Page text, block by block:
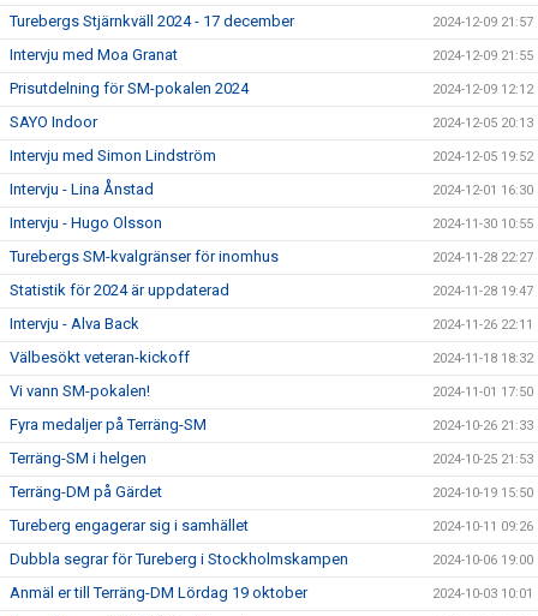
Turebergs Stjärnkväll 2024 - 17 december 2024-12-09 21:57
Intervju med Moa Granat 2024-12-09 21:55
Prisutdelning för SM-pokalen 2024 2024-12-09 12:12
SAYO Indoor 2024-12-05 20:13
Intervju med Simon Lindström 2024-12-05 19:52
Intervju - Lina Ånstad 2024-12-01 16:30
Intervju - Hugo Olsson 2024-11-30 10:55
Turebergs SM-kvalgränser för inomhus 2024-11-28 22:27
Statistik för 2024 är uppdaterad 2024-11-28 19:47
Intervju - Alva Back 2024-11-26 22:11
Välbesökt veteran-kickoff 2024-11-18 18:32
Vi vann SM-pokalen! 2024-11-01 17:50
Fyra medaljer på Terräng-SM 2024-10-26 21:33
Terräng-SM i helgen 2024-10-25 21:53
Terräng-DM på Gärdet 2024-10-19 15:50
Tureberg engagerar sig i samhället 2024-10-11 09:26
Dubbla segrar för Tureberg i Stockholmskampen 2024-10-06 19:00
Anmäl er till Terräng-DM Lördag 19 oktober 2024-10-03 10:01